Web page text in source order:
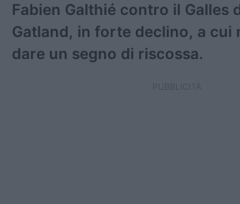
Super Rugby
Rugby in TV
Fabien Galthié contro il Galles
Gatland, in forte declino, a cui
dare un segno di riscossa.